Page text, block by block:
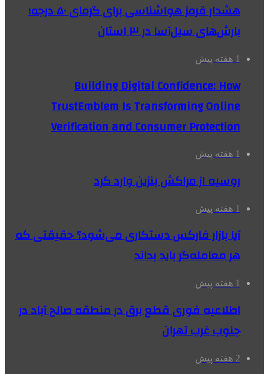
هشدار قرمز هواشناسی برای گرمای ۵۰ درجه؛
بارش‌های سیل‌آسا در ۳ استان
1 هفته پیش
Building Digital Confidence: How
TrustEmblem Is Transforming Online
Verification and Consumer Protection
1 هفته پیش
روسیه از مراکش بنزین وارد کرد
1 هفته پیش
آیا بازار فارکس دستکاری می‌شود؟ حقیقتی که
هر معامله‌گر باید بداند
1 هفته پیش
اطلاعیه فوری قطع برق در منطقه صالح آباد در
جنوب غرب تهران
2 هفته پیش